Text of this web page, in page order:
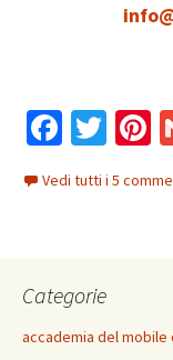
Fa
ce
b
k
T
wi
tt
Vedi tutti i 5
Categorie
accademia del